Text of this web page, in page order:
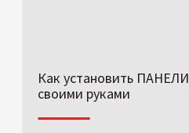
Как установить
своими руками